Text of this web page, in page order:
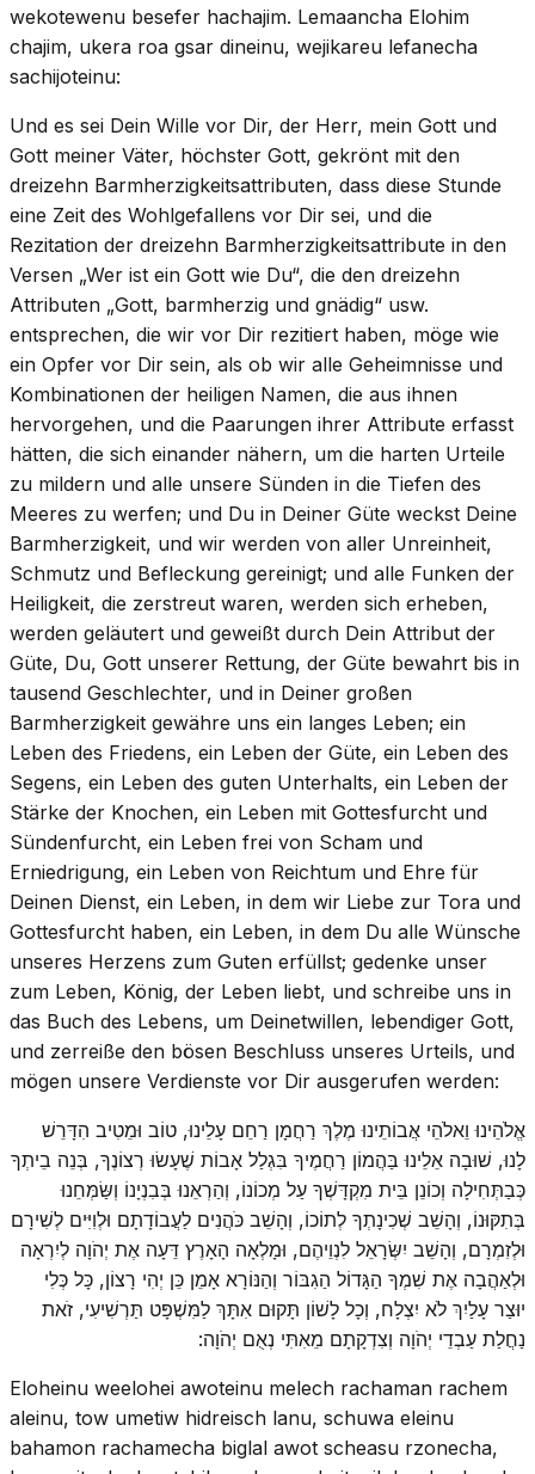
wekotewenu besefer hachajim. Lemaancha Elohim
chajim, ukera roa gsar dineinu, wejikareu lefanecha
sachijoteinu:
Und es sei Dein Wille vor Dir, der Herr, mein Gott und
Gott meiner Väter, höchster Gott, gekrönt mit den
dreizehn Barmherzigkeitsattributen, dass diese Stunde
eine Zeit des Wohlgefallens vor Dir sei, und die
Rezitation der dreizehn Barmherzigkeitsattribute in den
Versen „Wer ist ein Gott wie Du“, die den dreizehn
Attributen „Gott, barmherzig und gnädig“ usw.
entsprechen, die wir vor Dir rezitiert haben, möge wie
ein Opfer vor Dir sein, als ob wir alle Geheimnisse und
Kombinationen der heiligen Namen, die aus ihnen
hervorgehen, und die Paarungen ihrer Attribute erfasst
hätten, die sich einander nähern, um die harten Urteile
zu mildern und alle unsere Sünden in die Tiefen des
Meeres zu werfen; und Du in Deiner Güte weckst Deine
Barmherzigkeit, und wir werden von aller Unreinheit,
Schmutz und Befleckung gereinigt; und alle Funken der
Heiligkeit, die zerstreut waren, werden sich erheben,
werden geläutert und geweißt durch Dein Attribut der
Güte, Du, Gott unserer Rettung, der Güte bewahrt bis in
tausend Geschlechter, und in Deiner großen
Barmherzigkeit gewähre uns ein langes Leben; ein
Leben des Friedens, ein Leben der Güte, ein Leben des
Segens, ein Leben des guten Unterhalts, ein Leben der
Stärke der Knochen, ein Leben mit Gottesfurcht und
Sündenfurcht, ein Leben frei von Scham und
Erniedrigung, ein Leben von Reichtum und Ehre für
Deinen Dienst, ein Leben, in dem wir Liebe zur Tora und
Gottesfurcht haben, ein Leben, in dem Du alle Wünsche
unseres Herzens zum Guten erfüllst; gedenke unser
zum Leben, König, der Leben liebt, und schreibe uns in
das Buch des Lebens, um Deinetwillen, lebendiger Gott,
und zerreiße den bösen Beschluss unseres Urteils, und
mögen unsere Verdienste vor Dir ausgerufen werden:
אֱלֹהֵינוּ וֵאלֹהֵי אֲבוֹתֵינוּ מֶלֶךְ רַחֲמָן רַחֵם עָלֵינוּ, טוֹב וּמֵטִיב הִדָּרֵשׁ
לָנוּ, שׁוּבָה אֵלֵינוּ בַּהֲמוֹן רַחֲמֶיךָ בִּגְלַל אָבוֹת שֶׁעָשׂוּ רְצוֹנֶךָ, בְּנֵה בֵיתְךָ
כְּבַתְּחִילָה וְכוֹנֵן בֵּית מִקְדָּשְׁךָ עַל מְכוֹנוֹ, וְהַרְאֵנוּ בְּבִנְיָנוֹ וְשַּׂמְּחֵנוּ
בְּתִקּוּנוֹ, וְהָשֵׁב שְׁכִינָתְךָ לְתוֹכוֹ, וְהָשֵׁב כֹּהֲנִים לַעֲבוֹדָתָם וּלְוִיִּים לְשִׁירָם
וּלְזִמְרָם, וְהָשֵׁב יִשְּׂרָאֵל לִנְוֵיהֶם, וּמָלְאָה הָאָרֶץ דֵּעָה אֶת יְהֹוָה לְיִרְאָה
וּלְאַהֲבָה אֶת שִׁמְךָ הַגָּדוֹל הַגִבּוֹר וְהַנּוֹרָא אָמֵן כֵּן יְהִי רָצוֹן, כָּל כְּלִי
יוּצַר עָלַיִךְ לֹא יִצְלָח, וְכָל לָשׁוֹן תָּקוּם אִתָּךְ לַמִּשְׁפָּט תַּרְשִׁיעִי, זֹאת
נַחֲלַת עַבְדֵי יְהֹוָה וְצִדְקָתָם מֵאִתִּי נְאֻם יְהֹוָה:
Eloheinu weelohei awoteinu melech rachaman rachem
aleinu, tow umetiw hidreisch lanu, schuwa eleinu
bahamon rachamecha biglal awot scheasu rzonecha,